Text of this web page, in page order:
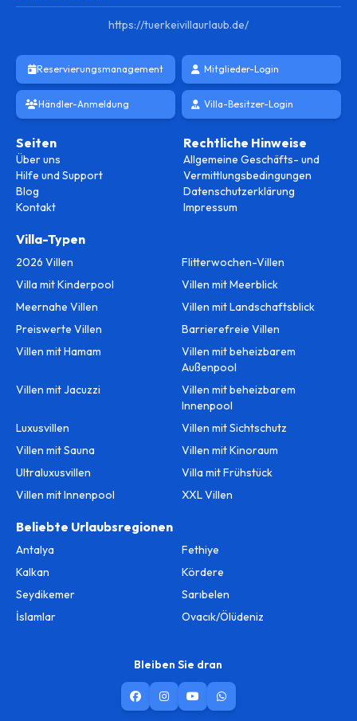
https://tuerkeivillaurlaub.de/
Reservierungsmanagement Mitglieder-Login
Händler-Anmeldung Villa-Besitzer-Login
Seiten
Über uns
Hilfe und Support
Blog
Kontakt
Rechtliche Hinweise
Allgemeine Geschäfts- und
Vermittlungsbedingungen
Datenschutzerklärung
Impressum
Villa-Typen
2026 Villen
Flitterwochen-Villen
Villa mit Kinderpool
Villen mit Meerblick
Meernahe Villen
Villen mit Landschaftsblick
Preiswerte Villen
Barrierefreie Villen
Villen mit Hamam
Villen mit beheizbarem
Außenpool
Villen mit Jacuzzi
Villen mit beheizbarem
Innenpool
Luxusvillen
Villen mit Sichtschutz
Villen mit Sauna
Villen mit Kinoraum
Ultraluxusvillen
Villa mit Frühstück
Villen mit Innenpool
XXL Villen
Beliebte Urlaubsregionen
Antalya
Fethiye
Kalkan
Kördere
Seydikemer
Sarıbelen
İslamlar
Ovacık/Ölüdeniz
Bleiben Sie dran